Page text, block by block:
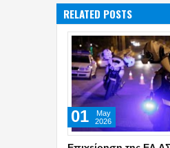
RELATED POSTS
06
Jun
2026